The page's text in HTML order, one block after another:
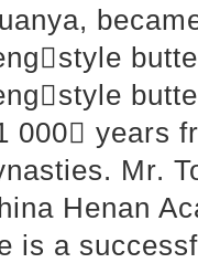
000 years
Mr.
Henan
is a